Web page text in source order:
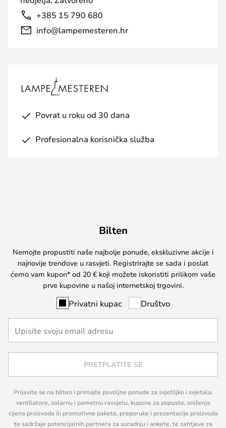
+385 15 790 680
info@lampemesteren.hr
Povrat u roku od 30 dana
Profesionalna korisnička služba
Bilten
Nemojte propustiti naše najbolje ponude, ekskluzivne akcije i
najnovije trendove u rasvjeti. Registrirajte se sada i poslat
ćemo vam kupon* od 20 € koji možete iskoristiti prilikom vaše
prve kupovine u našoj internetskoj trgovini.
Privatni kupac Društvo
PRETPLATITE SE
Prijavite se na bilten i primajte povoljne ponude za svjetiljke i svjetala,
ventilatore, solarnu i pametnu rasvjetu, kupone za popuste, sniženja
cijena proizvoda ili promotivne pakete, preporuke i prezentacije proizvoda
te sadržaje potencijalnih partnera za suradnju i ankete, te zahtjeve za